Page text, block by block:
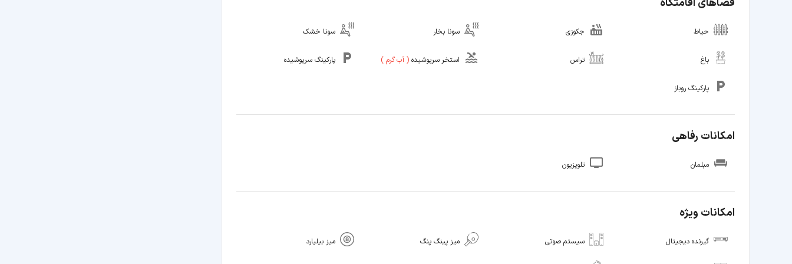
فضاهای اقامتگاه
حیاط جکوزی سونا بخار سونا خشک
باغ تراس استخر سرپوشیده ( آب گرم ) پارکینگ سرپوشیده
پارکینگ روباز
امکانات رفاهی
مبلمان تلویزیون
امکانات ویژه
گیرنده دیجیتال سیستم صوتی میز پینگ پنگ میز بیلیارد